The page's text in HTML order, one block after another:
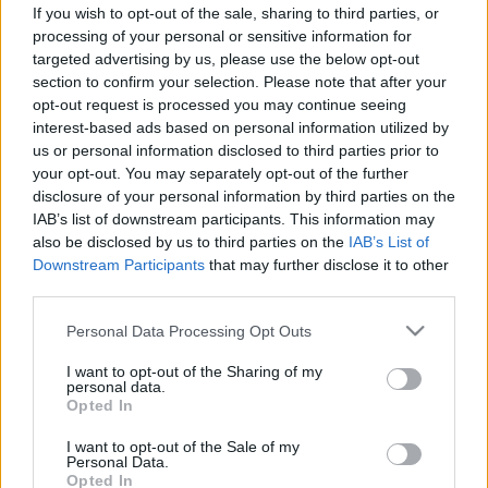
If you wish to opt-out of the sale, sharing to third parties, or
processing of your personal or sensitive information for
targeted advertising by us, please use the below opt-out
section to confirm your selection. Please note that after your
opt-out request is processed you may continue seeing
interest-based ads based on personal information utilized by
us or personal information disclosed to third parties prior to
your opt-out. You may separately opt-out of the further
disclosure of your personal information by third parties on the
IAB’s list of downstream participants. This information may
also be disclosed by us to third parties on the IAB’s List of
Downstream Participants that may further disclose it to other
Please note that this website/app uses one or more Google
not limited to your visit or usage behaviour. You may click to
grant or deny consent to Google and its third-party tags to
use your data for below specified purposes in below Google
consent section.
Personal Data Processing Opt Outs
I want to opt-out of the Sharing of my
personal data.
Opted In
I want to opt-out of the Sale of my
Personal Data.
Opted In
egészségét utazás után